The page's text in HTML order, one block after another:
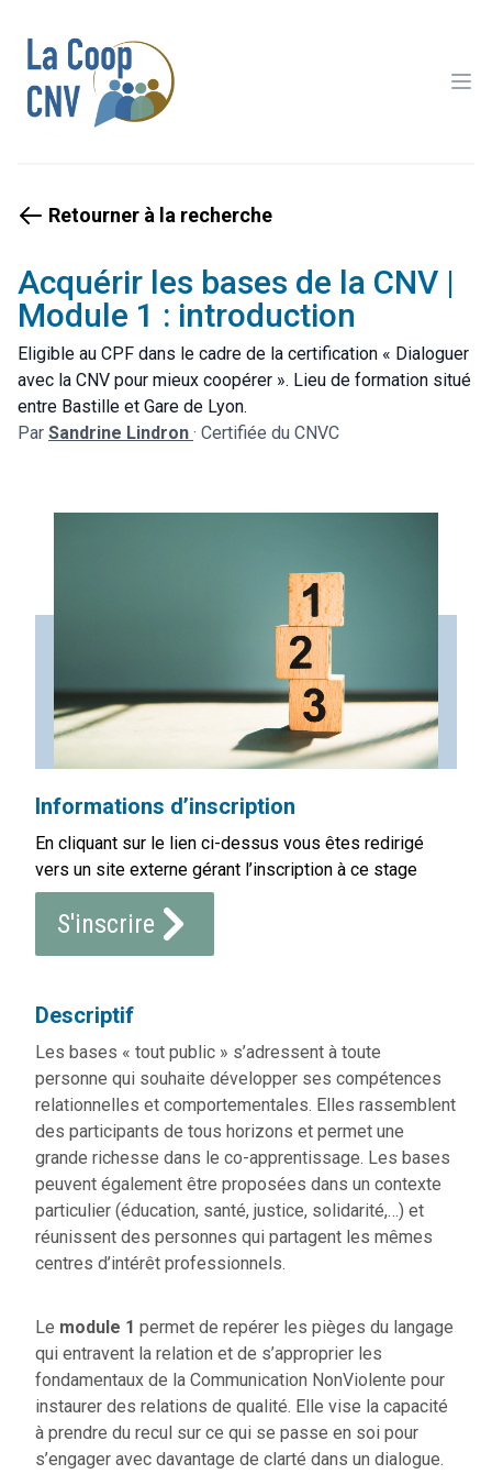
Retourner à la recherche
Acquérir les bases de la CNV |
Module 1 : introduction
Eligible au CPF dans le cadre de la certification « Dialoguer
avec la CNV pour mieux coopérer ». Lieu de formation situé
entre Bastille et Gare de Lyon.
Par Sandrine Lindron · Certifiée du CNVC
Informations d’inscription
En cliquant sur le lien ci-dessus vous êtes redirigé
vers un site externe gérant l’inscription à ce stage
S'inscrire
Descriptif
Les bases « tout public » s’adressent à toute
personne qui souhaite développer ses compétences
relationnelles et comportementales. Elles rassemblent
des participants de tous horizons et permet une
grande richesse dans le co-apprentissage. Les bases
peuvent également être proposées dans un contexte
particulier (éducation, santé, justice, solidarité,…) et
réunissent des personnes qui partagent les mêmes
centres d’intérêt professionnels.
Le module 1 permet de repérer les pièges du langage
qui entravent la relation et de s’approprier les
fondamentaux de la Communication NonViolente pour
instaurer des relations de qualité. Elle vise la capacité
à prendre du recul sur ce qui se passe en soi pour
s’engager avec davantage de clarté dans un dialogue.